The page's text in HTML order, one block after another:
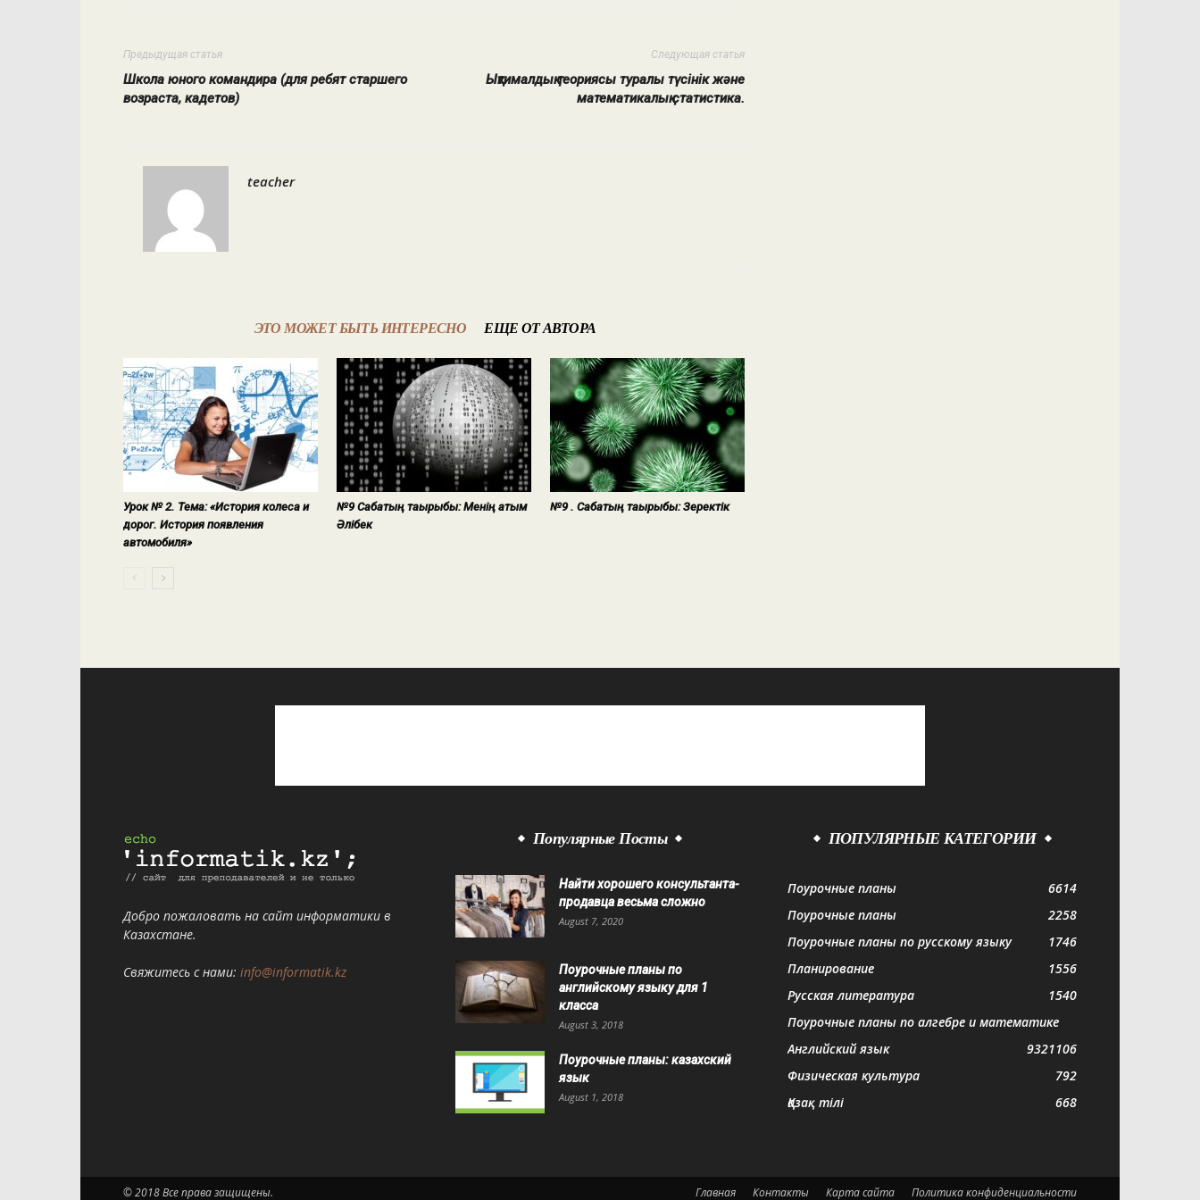
Предыдущая статья
Школа юного командира (для ребят старшего
возраста, кадетов)
Следующая статья
Ықтималдық теориясы туралы түсінік және
математикалық статистика.
teacher
ЭТО МОЖЕТ БЫТЬ ИНТЕРЕСНО ЕЩЕ ОТ АВТОРА
Урок № 2. Тема: «История колеса и
дорог. История появления
автомобиля»
№9 Сабақтың тақырыбы: Менің атым
Әлібек
№9 . Сабақтың тақырыбы: Зеректік
Добро пожаловать на сайт информатики в
Казахстане.
Свяжитесь с нами: info@informatik.kz
Популярные Посты
Найти хорошего консультанта-
продавца весьма сложно
August 7, 2020
Поурочные планы по
английскому языку для 1
класса
August 3, 2018
Поурочные планы: казахский
язык
August 1, 2018
ПОПУЛЯРНЫЕ КАТЕГОРИИ
Поурочные планы
6614
Поурочные планы
2258
Поурочные планы по русскому языку
1746
Планирование
1556
Русская литература
1540
Поурочные планы по алгебре и математике
1106
Английский язык
932
Физическая культура
792
Қазақ тілі
668
Главная Контакты Карта сайта Политика конфиденциальности
© 2018 Все права защищены.